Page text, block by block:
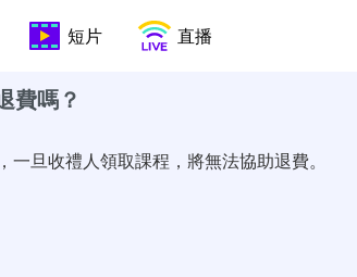
短片 直播
費嗎？
一旦收禮人領取課程，將無法協助退費。